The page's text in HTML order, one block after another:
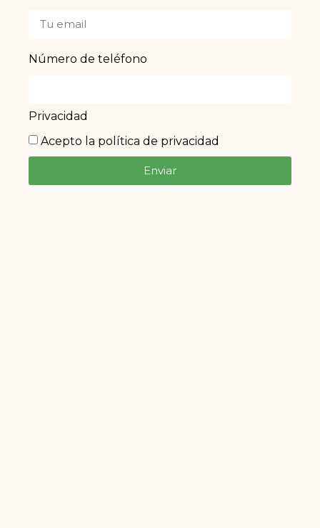
Número de teléfono
Privacidad
Acepto la política de privacidad
Enviar